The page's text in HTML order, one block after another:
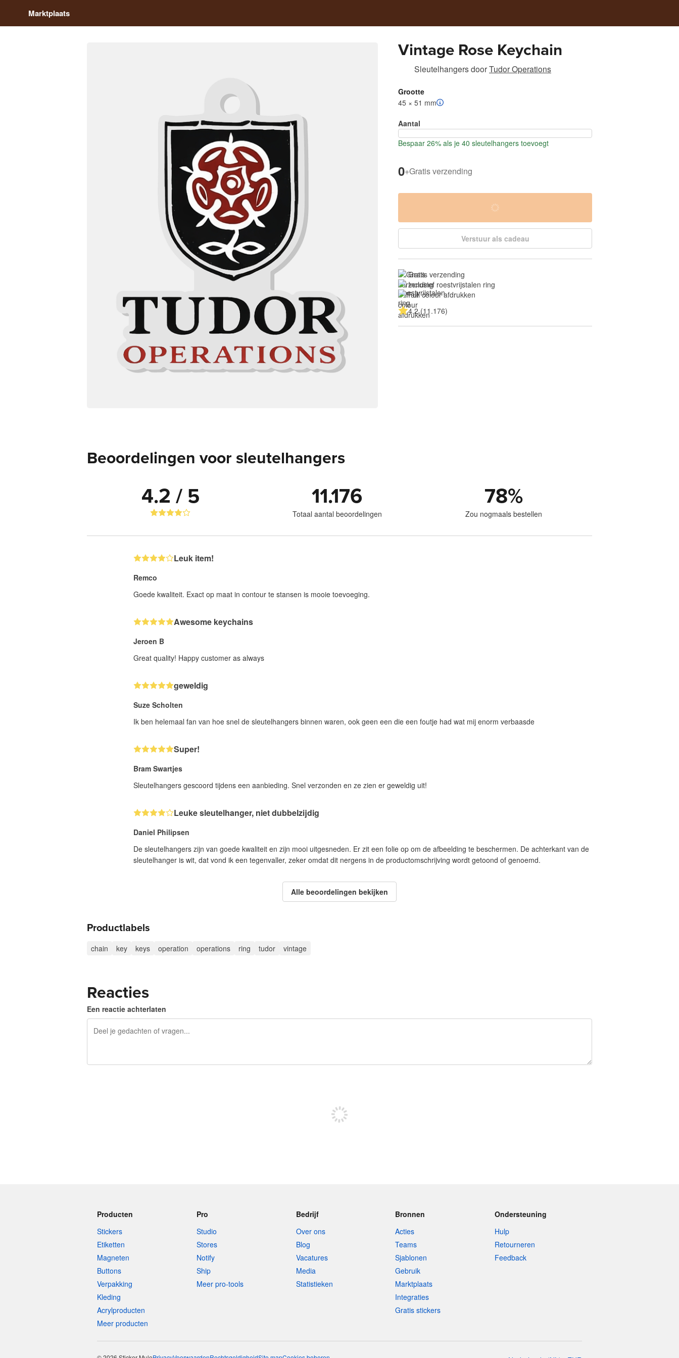
Marktplaats
Vintage Rose Keychain
SleutelhangersdoorTudor Operations
Grootte
45 × 51 mm
Aantal
Bespaar 26% als je 40 sleutelhangers toevoegt
0+Gratis verzending
Verstuur als cadeau
Gratis verzending
Inclusief roestvrijstalen ring
Full colour afdrukken
4.2 (11.176)
Beoordelingen voor sleutelhangers
4.2 / 5 11.176
Totaal aantal beoordelingen
78%
Zou nogmaals bestellen
Leuk item!
Remco
Goede kwaliteit. Exact op maat in contour te stansen is mooie toevoeging.
Awesome keychains
Jeroen B
Great quality! Happy customer as always
geweldig
Suze Scholten
Ik ben helemaal fan van hoe snel de sleutelhangers binnen waren, ook geen een die een foutje had wat mij enorm verbaasde
Super!
Bram Swartjes
Sleutelhangers gescoord tijdens een aanbieding. Snel verzonden en ze zien er geweldig uit!
Leuke sleutelhanger, niet dubbelzijdig
Daniel Philipsen
De sleutelhangers zijn van goede kwaliteit en zijn mooi uitgesneden. Er zit een folie op om de afbeelding te beschermen. De achterkant van de
sleutelhanger is wit, dat vond ik een tegenvaller, zeker omdat dit nergens in de productomschrijving wordt getoond of genoemd.
Alle beoordelingen bekijken
Productlabels
chain key keys operation operations ring tudor vintage
Reacties
Een reactie achterlaten
Producten
Stickers
Etiketten
Magneten
Buttons
Verpakking
Kleding
Acrylproducten
Meer producten
Pro
Studio
Stores
Notify
Ship
Meer pro-tools
Bedrijf
Over ons
Blog
Vacatures
Media
Statistieken
Bronnen
Acties
Teams
Sjablonen
Gebruik
Marktplaats
Integraties
Gratis stickers
Ondersteuning
Hulp
Retourneren
Feedback